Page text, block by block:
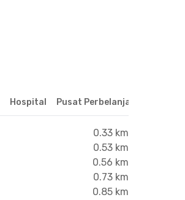
Hospital Pusat Perbelanjaan &
0.33 km
0.53 km
0.56 km
0.73 km
0.85 km